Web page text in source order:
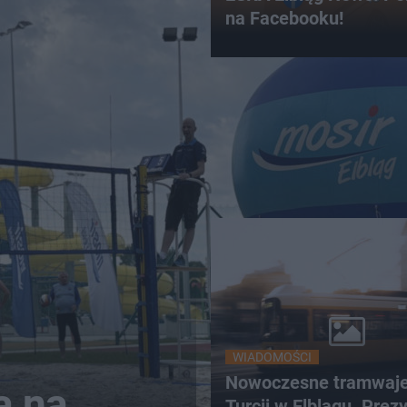
na Facebooku!
WIADOMOŚCI
Nowoczesne